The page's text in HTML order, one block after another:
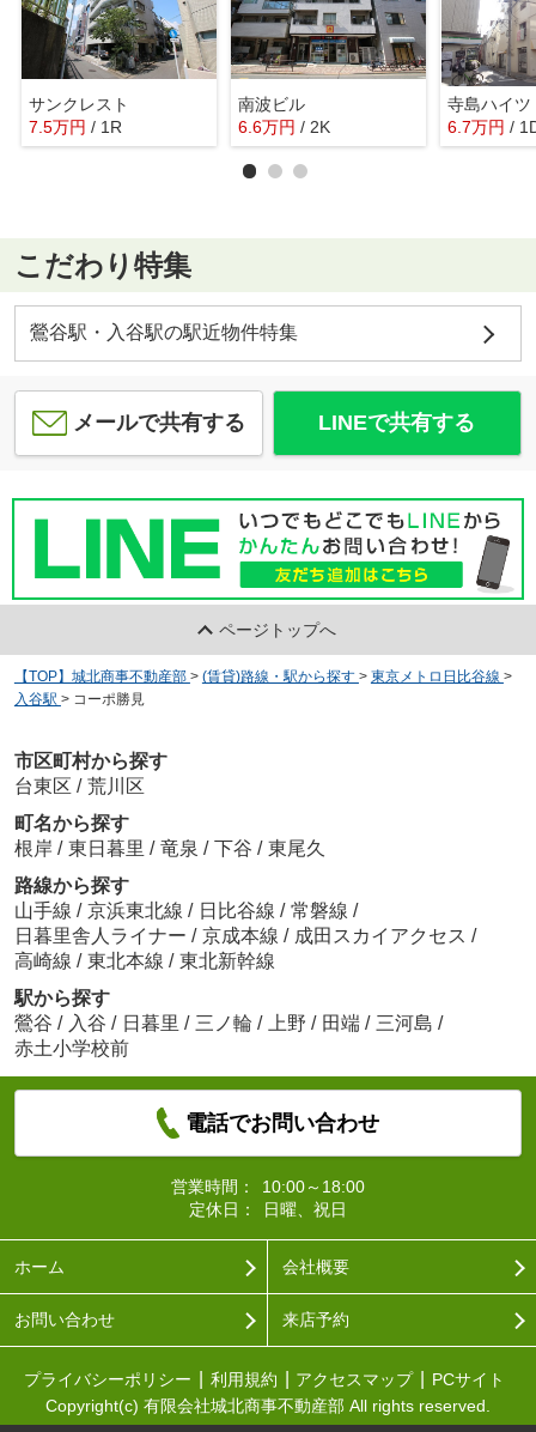
サンクレスト
7.5万円 / 1R
南波ビル
6.6万円 / 2K
寺島ハイツ
6.7万円 /
こだわり特集
鶯谷駅・入谷駅の駅近物件特集
メールで共有する LINEで共有する
ページトップへ
【TOP】城北商事不動産部 > (賃貸)路線・駅から探す > 東京メトロ日比谷線 >
入谷駅 > コーポ勝見
市区町村から探す
台東区 / 荒川区
町名から探す
根岸 / 東日暮里 / 竜泉 / 下谷 / 東尾久
路線から探す
山手線 / 京浜東北線 / 日比谷線 / 常磐線 /
日暮里舎人ライナー / 京成本線 / 成田スカイアクセス /
高崎線 / 東北本線 / 東北新幹線
駅から探す
鶯谷 / 入谷 / 日暮里 / 三ノ輪 / 上野 / 田端 / 三河島 /
赤土小学校前
電話でお問い合わせ
営業時間：
10:00～18:00
定休日：
日曜、祝日
ホーム 会社概要
お問い合わせ 来店予約
プライバシーポリシー 利用規約 アクセスマップ
PCサイト
Copyright(c) 有限会社城北商事不動産部 All rights reserved.